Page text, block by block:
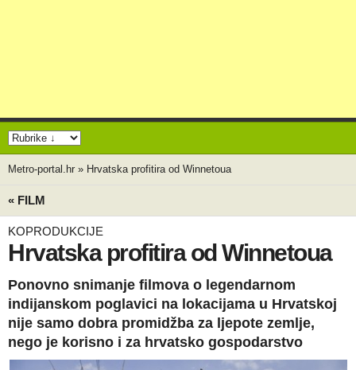
Metro-portal.hr » Hrvatska profitira od Winnetoua
« FILM
KOPRODUKCIJE
Hrvatska profitira od Winnetoua
Ponovno snimanje filmova o legendarnom
indijanskom poglavici na lokacijama u Hrvatskoj
nije samo dobra promidžba za ljepote zemlje,
nego je korisno i za hrvatsko gospodarstvo